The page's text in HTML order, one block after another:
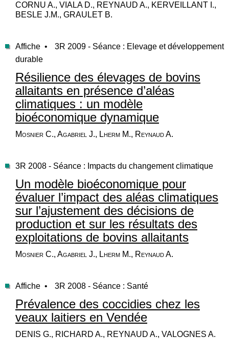
CORNU A., VIALA D., REYNAUD A., KERVEILLANT I.,
BESLE J.M., GRAULET B.
Affiche •
3R 2009 - Séance : Elevage et développement
durable
Résilience des élevages de bovins
allaitants en présence d’aléas
climatiques : un modèle
bioéconomique dynamique
Mosnier C., Agabriel J., Lherm M., Reynaud A.
3R 2008 - Séance : Impacts du changement climatique
Un modèle bioéconomique pour
évaluer l’impact des aléas climatiques
sur l’ajustement des décisions de
production et sur les résultats des
exploitations de bovins allaitants
Mosnier C., Agabriel J., Lherm M., Reynaud A.
Affiche • 3R 2008 - Séance : Santé
Prévalence des coccidies chez les
veaux laitiers en Vendée
DENIS G., RICHARD A., REYNAUD A., VALOGNES A.